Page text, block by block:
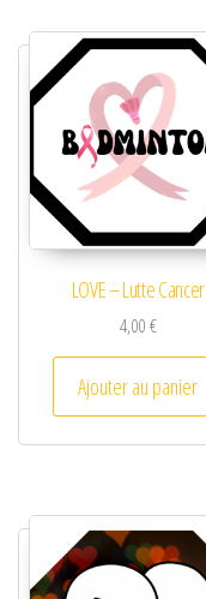
LOVE – Lutte Cancer
4,00€
Ajouter au panier